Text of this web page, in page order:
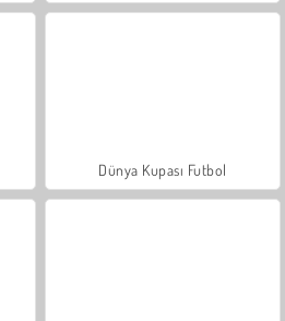
Dünya Kupası Futbol